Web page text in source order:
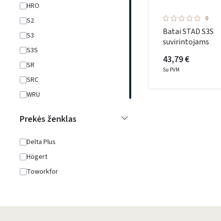
HRO
S2
S3
S3S
SR
SRC
WRU
Prekės ženklas
Delta Plus
Högert
Toworkfor
0
Batai STAD S3S
suvirintojams
43,79 €
Su PVM